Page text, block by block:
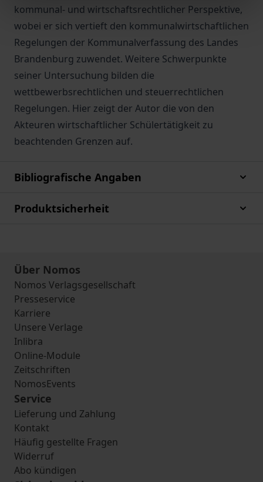
kommunal- und wirtschaftsrechtlicher Perspektive,
wobei er sich vertieft den kommunalwirtschaftlichen
Regelungen der Kommunalverfassung des Landes
Brandenburg zuwendet. Weitere Schwerpunkte
seiner Untersuchung bilden die
wettbewerbsrechtlichen und steuerrechtlichen
Regelungen. Hier zeigt der Autor die von den
Akteuren wirtschaftlicher Schülertätigkeit zu
beachtenden Grenzen auf.
Bibliografische Angaben
Produktsicherheit
Über Nomos
Nomos Verlagsgesellschaft
Presseservice
Karriere
Unsere Verlage
Inlibra
Online-Module
Zeitschriften
NomosEvents
Service
Lieferung und Zahlung
Kontakt
Häufig gestellte Fragen
Widerruf
Abo kündigen